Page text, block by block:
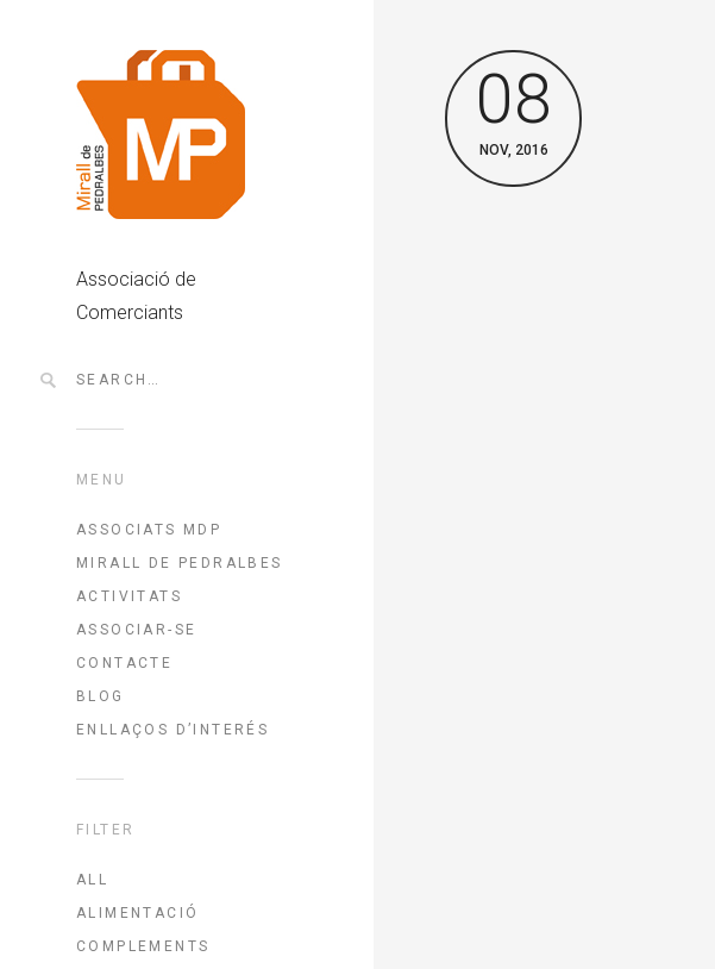
Associació de
Comerciants
MENU
ASSOCIATS MDP
MIRALL DE PEDRALBES
ACTIVITATS
ASSOCIAR-SE
CONTACTE
BLOG
ENLLAÇOS D’INTERÉS
FILTER
ALL
ALIMENTACIÓ
COMPLEMENTS
08
NOV, 2016